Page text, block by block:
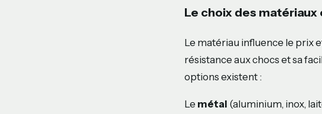
Le choix des
Le matériau influence le prix
résistance aux chocs et sa
options existent :
Le métal (aluminium, inox,